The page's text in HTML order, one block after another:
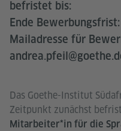
befristet bis:
Ende
Mailadresse für
Das Goethe-Institut
Zeitpunkt zunächst
Mitarbeiter*in für die